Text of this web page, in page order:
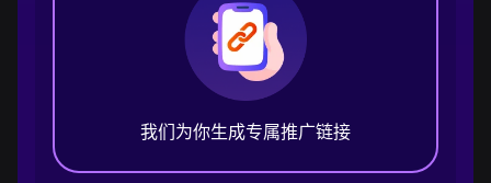
我们为你生成专属推广链接